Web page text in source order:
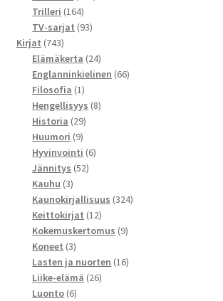
Trilleri 164164
tuotetta
TV-sarjat 9393
Kirjat 743743
tuotetta
Elämäkerta 2424
tuotetta
Englanninkielinen 6666
Filosofia 11
tuote
Hengellisyys 88
Historia 2929
Huumori 99
tuotetta
Hyvinvointi 66
Jännitys 5252
Kauhu 33
tuotetta
Kaunokirjallisuus 324324
Keittokirjat 1212
tuotetta
Kokemuskertomus 99
Koneet 33
tuotetta
Lasten ja nuorten 1616
Liike-elämä 2626
Luonto 66